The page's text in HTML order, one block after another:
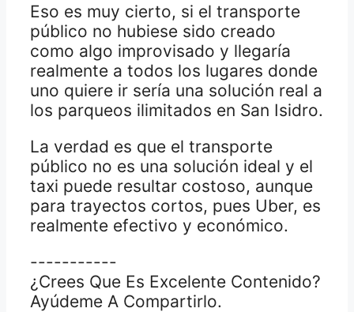
Eso es muy cierto, si el transporte
público no hubiese sido creado
como algo improvisado y llegaría
realmente a todos los lugares donde
uno quiere ir sería una solución real a
los parqueos ilimitados en San Isidro.
La verdad es que el transporte
público no es una solución ideal y el
taxi puede resultar costoso, aunque
para trayectos cortos, pues Uber, es
realmente efectivo y económico.
-----------
¿Crees Que Es Excelente Contenido?
Ayúdeme A Compartirlo.